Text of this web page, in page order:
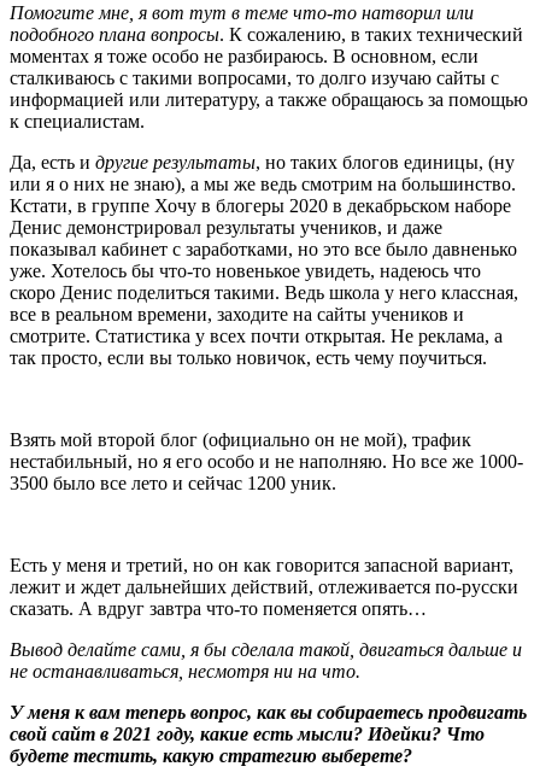
Помогите мне, я вот тут в теме что-то натворил или
подобного плана вопросы. К сожалению, в таких технический
моментах я тоже особо не разбираюсь. В основном, если
сталкиваюсь с такими вопросами, то долго изучаю сайты с
информацией или литературу, а также обращаюсь за помощью
к специалистам.
Да, есть и другие результаты, но таких блогов единицы, (ну
или я о них не знаю), а мы же ведь смотрим на большинство.
Кстати, в группе Хочу в блогеры 2020 в декабрьском наборе
Денис демонстрировал результаты учеников, и даже
показывал кабинет с заработками, но это все было давненько
уже. Хотелось бы что-то новенькое увидеть, надеюсь что
скоро Денис поделиться такими. Ведь школа у него классная,
все в реальном времени, заходите на сайты учеников и
смотрите. Статистика у всех почти открытая. Не реклама, а
так просто, если вы только новичок, есть чему поучиться.
Взять мой второй блог (официально он не мой), трафик
нестабильный, но я его особо и не наполняю. Но все же 1000-
3500 было все лето и сейчас 1200 уник.
Есть у меня и третий, но он как говорится запасной вариант,
лежит и ждет дальнейших действий, отлеживается по-русски
сказать. А вдруг завтра что-то поменяется опять…
Вывод делайте сами, я бы сделала такой, двигаться дальше и
не останавливаться, несмотря ни на что.
У меня к вам теперь вопрос, как вы собираетесь продвигать
свой сайт в 2021 году, какие есть мысли? Идейки? Что
будете тестить, какую стратегию выберете?